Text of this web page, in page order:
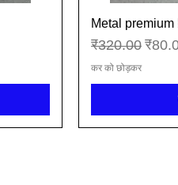
Metal
नियमित मूल्य
₹320.00 बिक्री
कर को छोड़कर